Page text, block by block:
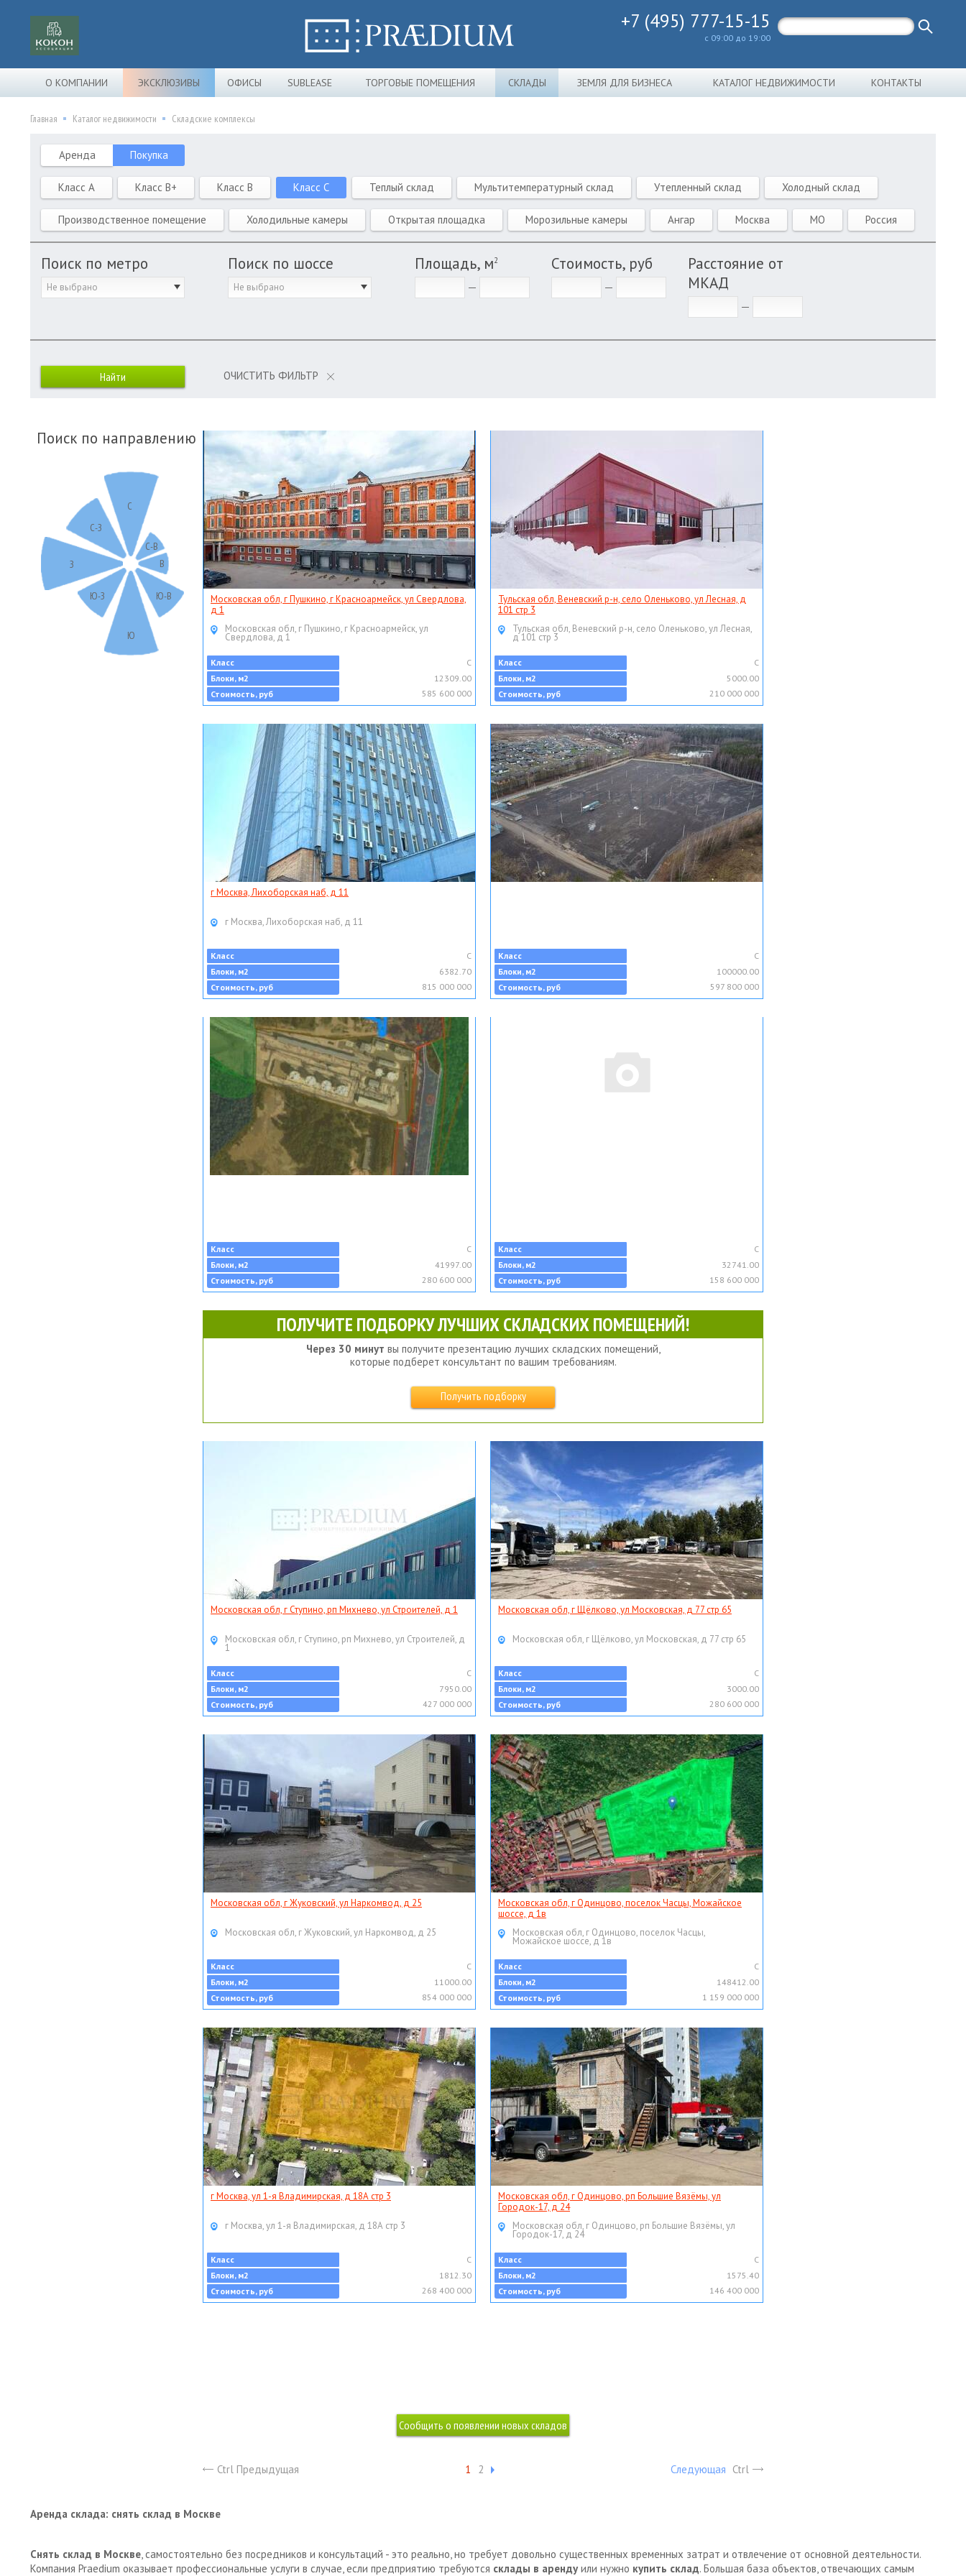
+7 (495) 777-15-15
с 09:00 до 19:00
О КОМПАНИИ ЭКСКЛЮЗИВЫ ОФИСЫ SUBLEASE ТОРГОВЫЕ ПОМЕЩЕНИЯ СКЛАДЫ ЗЕМЛЯ ДЛЯ БИЗНЕСА КАТАЛОГ НЕДВИЖИМОСТИ КОНТАКТЫ
Главная Каталог недвижимости Складские комплексы
Аренда Покупка
Класс A Класс B+ Класс B Класс C Теплый склад Мультитемпературный склад Утепленный склад Холодный склад
Производственное помещение Холодильные камеры Открытая площадка Морозильные камеры Ангар Москва МО Россия
Поиск по метро
Не выбрано
Поиск по шоссе
Не выбрано
Площадь, м2 Стоимость, руб
Расстояние от
МКАД
ОЧИСТИТЬ ФИЛЬТР
Поиск по направлению
С
С-В
В
Ю-В
Ю
Ю-З
З
С-З
Московская обл, г Пушкино, г Красноармейск, ул Свердлова,
д 1
Московская обл, г Пушкино, г Красноармейск, ул
Свердлова, д 1
Класс
C
Блоки, м2
12309.00
Стоимость, руб
585 600 000
Тульская обл, Веневский р-н, село Оленьково, ул Лесная, д
101 стр 3
Тульская обл, Веневский р-н, село Оленьково, ул Лесная,
д 101 стр 3
Класс
C
Блоки, м2
5000.00
Стоимость, руб
210 000 000
г Москва, Лихоборская наб, д 11
г Москва, Лихоборская наб, д 11
Класс
C
Блоки, м2
6382.70
Стоимость, руб
815 000 000
Класс
C
Блоки, м2
100000.00
Стоимость, руб
597 800 000
Класс
C
Блоки, м2
41997.00
Стоимость, руб
280 600 000
Класс
C
Блоки, м2
32741.00
Стоимость, руб
158 600 000
ПОЛУЧИТЕ ПОДБОРКУ ЛУЧШИХ СКЛАДСКИХ ПОМЕЩЕНИЙ!
Через 30 минут вы получите презентацию лучших складских помещений,
которые подберет консультант по вашим требованиям.
Получить подборку
Московская обл, г Ступино, рп Михнево, ул Строителей, д 1
Московская обл, г Ступино, рп Михнево, ул Строителей, д
1
Класс
C
Блоки, м2
7950.00
Стоимость, руб
427 000 000
Московская обл, г Щёлково, ул Московская, д 77 стр 65
Московская обл, г Щёлково, ул Московская, д 77 стр 65
Класс
C
Блоки, м2
3000.00
Стоимость, руб
280 600 000
Московская обл, г Жуковский, ул Наркомвод, д 25
Московская обл, г Жуковский, ул Наркомвод, д 25
Класс
C
Блоки, м2
11000.00
Стоимость, руб
854 000 000
Московская обл, г Одинцово, поселок Часцы, Можайское
шоссе, д 1в
Московская обл, г Одинцово, поселок Часцы,
Можайское шоссе, д 1в
Класс
C
Блоки, м2
148412.00
Стоимость, руб
1 159 000 000
г Москва, ул 1-я Владимирская, д 18А стр 3
г Москва, ул 1-я Владимирская, д 18А стр 3
Класс
C
Блоки, м2
1812.30
Стоимость, руб
268 400 000
Московская обл, г Одинцово, рп Большие Вязёмы, ул
Городок-17, д 24
Московская обл, г Одинцово, рп Большие Вязёмы, ул
Городок-17, д 24
Класс
C
Блоки, м2
1575.40
Стоимость, руб
146 400 000
Ctrl Предыдущая 1 2 Следующая Ctrl
Аренда склада: снять склад в Москве
Снять склад в Москве, самостоятельно без посредников и консультаций - это реально, но требует довольно существенных временных затрат и отвлечение от основной деятельности.
Компания Praedium оказывает профессиональные услуги в случае, если предприятию требуются склады в аренду или нужно купить склад. Большая база объектов, отвечающих самым